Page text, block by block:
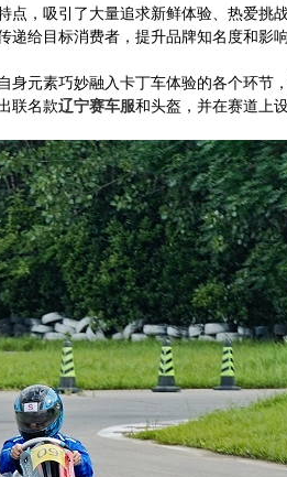
，吸引了大量追求新鲜体验、热爱
给目标消费者，提升品牌知名度和影响
元素巧妙融入卡丁车体验的各个环节
联名款辽宁赛车服和头盔，并在赛道上